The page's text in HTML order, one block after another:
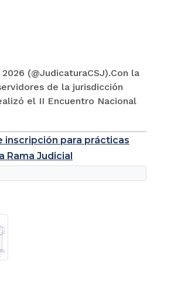
(@JudicaturaCSJ).Con la
de la jurisdicción
el II Encuentro Nacional
inscripción para prácticas
Rama Judicial